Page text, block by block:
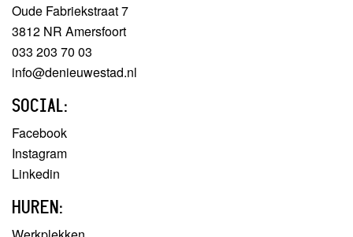
Oude Fabriekstraat 7
3812 NR Amersfoort
033 203 70 03
info@denieuwestad.nl
SOCIAL:
Facebook
Instagram
Linkedin
HUREN: